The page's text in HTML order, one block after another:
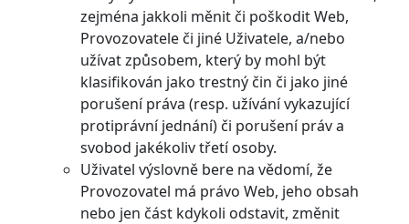
zejména jakkoli měnit či poškodit Web,
Provozovatele či jiné Uživatele, a/nebo
užívat způsobem, který by mohl být
klasifikován jako trestný čin či jako jiné
porušení práva (resp. užívání vykazující
protiprávní jednání) či porušení práv a
svobod jakékoliv třetí osoby.
Uživatel výslovně bere na vědomí, že
Provozovatel má právo Web, jeho obsah
nebo jen část kdykoli odstavit, změnit